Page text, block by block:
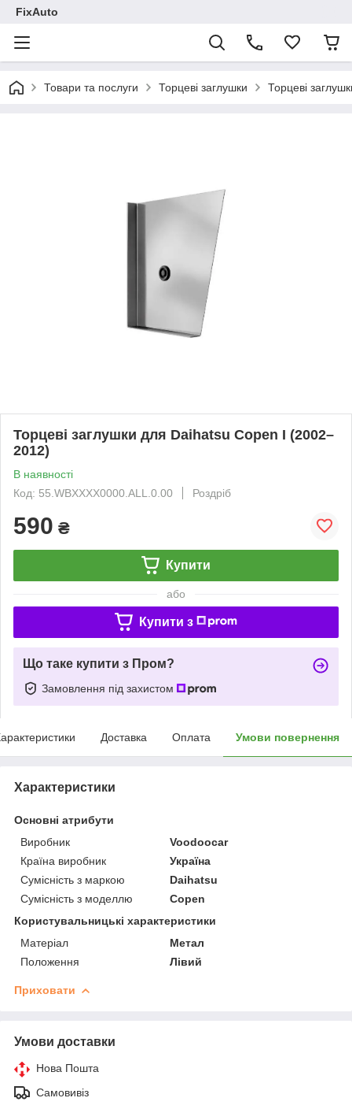
FixAuto
Товари та послуги Торцеві заглушки Торцеві
Торцеві заглушки для Daihatsu Copen I (2002–
2012)
В наявності
Код: 55.WBXXXX0000.ALL.0.00
Роздріб
590 ₴
Купити
або
Купити з
Що таке купити з Пром?
Замовлення під захистом
Доставка Оплата Умови повернення
Характеристики
Основні атрибути
Виробник
Voodoocar
Країна виробник
Україна
Сумісність з маркою
Daihatsu
Сумісність з моделлю
Copen
Користувальницькі характеристики
Матеріал
Метал
Положення
Лівий
Приховати
Умови доставки
Нова Пошта
Самовивіз